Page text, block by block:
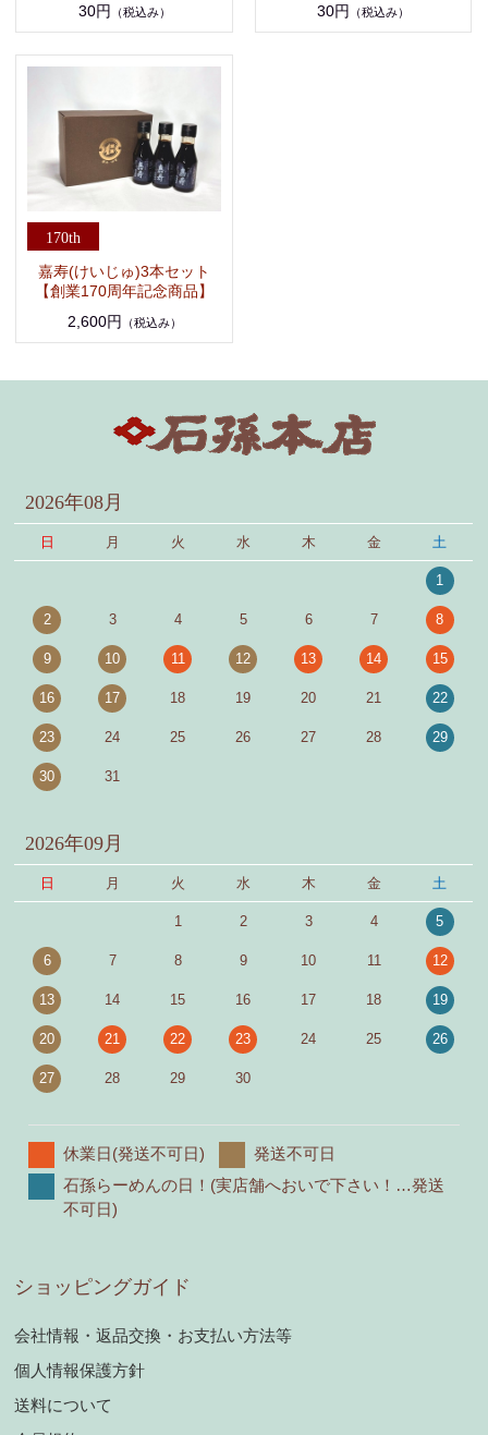
30円
（税込み）
30円
（税込み）
嘉寿(けいじゅ)3本セット
【創業170周年記念商品】
2,600円
（税込み）
2026年08月
日 月 火 水 木 金 土
1
2 3 4 5 6 7 8
9 10 11 12 13 14 15
16 17 18 19 20 21 22
23 24 25 26 27 28 29
30 31
2026年09月
日 月 火 水 木 金 土
1 2 3 4 5
6 7 8 9 10 11 12
13 14 15 16 17 18 19
20 21 22 23 24 25 26
27 28 29 30
休業日(発送不可日)
発送不可日
石孫らーめんの日！(実店舗へおいで下さい！…発送
不可日)
ショッピングガイド
会社情報・返品交換・お支払い方法等
個人情報保護方針
送料について